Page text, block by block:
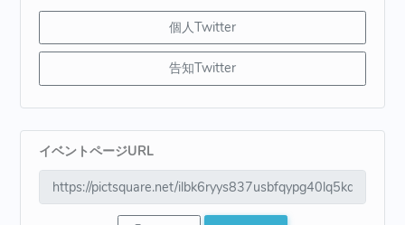
個人Twitter
告知Twitter
イベントページURL